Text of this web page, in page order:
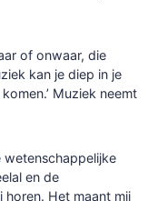
of onwaar, die
kan je diep in je
Muziek neemt
en de
horen. Het maant mij